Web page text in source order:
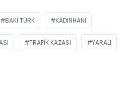
BAKI TÜRK KADINHANI
TRAFIK KAZASI YARALI